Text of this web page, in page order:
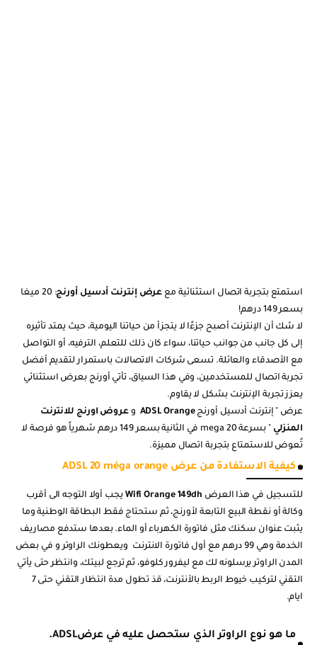
استمتع بتجربة اتصال استثنائية مع عرض إنترنت أدسيل أورنج
: 20 ميغا
بسعر 149 درهم
!
لا شك أن الإنترنت أصبح جزءًا لا يتجزأ من حياتنا اليومية، حيث يمتد تأثيره
إلى كل جانب من جوانب حياتنا، سواء كان ذلك للتعلم، الترفيه، أو التواصل
مع الأصدقاء والعائلة. تسعى شركات الاتصالات باستمرار لتقديم أفضل
تجربة اتصال للمستخدمين، وفي هذا السياق، تأتي أورنج بعرض استثنائي
يعزز تجربة الإنترنت بشكل لا يقاوم.
عرض " إنترنت أدسيل أورنج ADSL Orange وعروض اورنج للانترنت
المنزلي " بسرعة 20 mega
في الثانية بسعر 149 درهم شهرياً هو فرصة لا
تُعوض للاستمتاع بتجربة اتصال مميزة.
كيفية الاستفادة من عرض ADSL 20 méga orange
للتسجيل في هذا العرض Wifi Orange 149dh يجب أولا التوجه الى أقرب
وكالة أو نقطة البيع التابعة لأورنج، ثم ستحتاج فقط البطاقة الوطنية وما
يثبت عنوان سكنك مثل فاتورة الكهرباء أو الماء. بعدها ستدفع مصاريف
الخدمة وهي 99 درهم
مع أول فاتورة الانترنت ويعطونك الراوتر و في بعض
المدن الراوتر يرسلونه لك مع ليفرور كلوفو، ثم ترجع لبيتك، وانتظر حتى يأتي
التقني لتركيب خيوط الربط بالأنترنت،
قذ تطول مدة انتظار التقني حتى 7
ايام.
ما هو نوع الراوتر الذي ستحصل عليه في عرض.ADSL